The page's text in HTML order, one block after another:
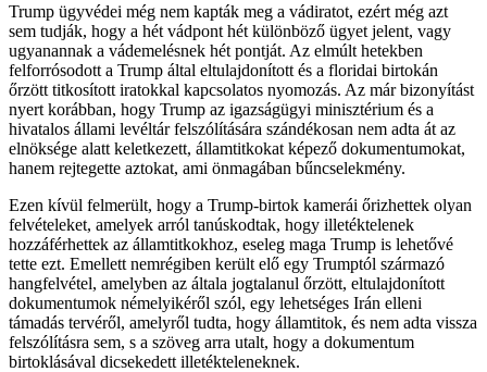
Trump ügyvédei még nem kapták meg a vádiratot, ezért még azt
sem tudják, hogy a hét vádpont hét különböző ügyet jelent, vagy
ugyanannak a vádemelésnek hét pontját. Az elmúlt hetekben
felforrósodott a Trump által eltulajdonított és a floridai birtokán
őrzött titkosított iratokkal kapcsolatos nyomozás. Az már bizonyítást
nyert korábban, hogy Trump az igazságügyi minisztérium és a
hivatalos állami levéltár felszólítására szándékosan nem adta át az
elnöksége alatt keletkezett, államtitkokat képező dokumentumokat,
hanem rejtegette aztokat, ami önmagában bűncselekmény.
Ezen kívül felmerült, hogy a Trump-birtok kamerái őrizhettek olyan
felvételeket, amelyek arról tanúskodtak, hogy illetéktelenek
hozzáférhettek az államtitkokhoz, eseleg maga Trump is lehetővé
tette ezt. Emellett nemrégiben került elő egy Trumptól származó
hangfelvétel, amelyben az általa jogtalanul őrzött, eltulajdonított
dokumentumok némelyikéről szól, egy lehetséges Irán elleni
támadás tervéről, amelyről tudta, hogy államtitok, és nem adta vissza
felszólításra sem, s a szöveg arra utalt, hogy a dokumentum
birtoklásával dicsekedett illetékteleneknek.